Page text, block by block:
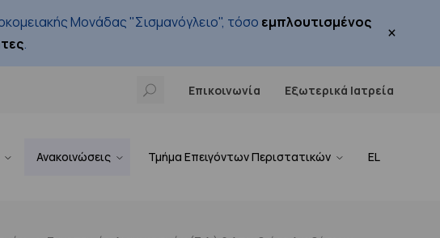
Μονάδας "Σισμανόγλειο", τόσο εμπλουτισμένος
. ×
Επικοινωνία Εξωτερικά Ιατρεία
Ανακοινώσεις Τμήμα Επειγόντων Περιστατικών EL